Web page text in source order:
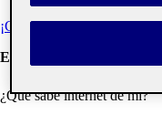
¡CONSTRUYAMOS EL
Egosurfing
¿Qué sabe internet de mi?